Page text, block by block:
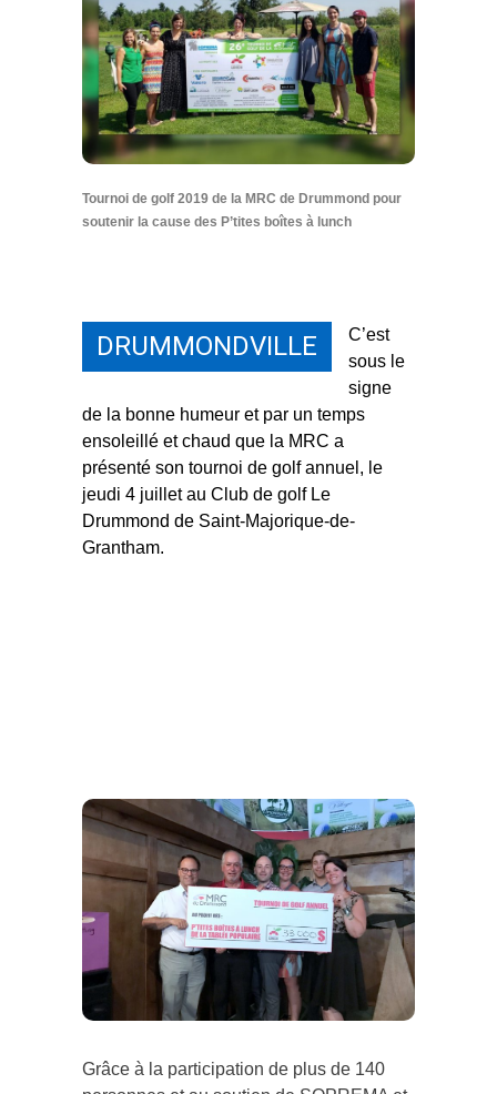
Tournoi de golf 2019 de la MRC de Drummond pour
soutenir la cause des P’tites boîtes à lunch
DRUMMONDVILLE
C’est
sous le
signe
de la bonne humeur et par un temps
ensoleillé et chaud que la MRC a
présenté son tournoi de golf annuel, le
jeudi 4 juillet au Club de golf Le
Drummond de Saint-Majorique-de-
Grantham.
Grâce à la participation de plus de 140